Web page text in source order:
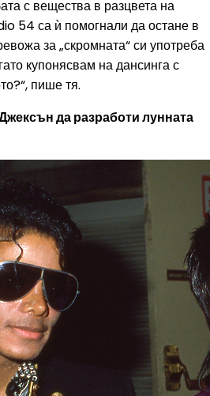
с вещества в разцвета на
54 са ѝ помогнали да остане в
за „скромната“ си употреба
купонясвам на дансинга с
пише тя.
да разработи лунната